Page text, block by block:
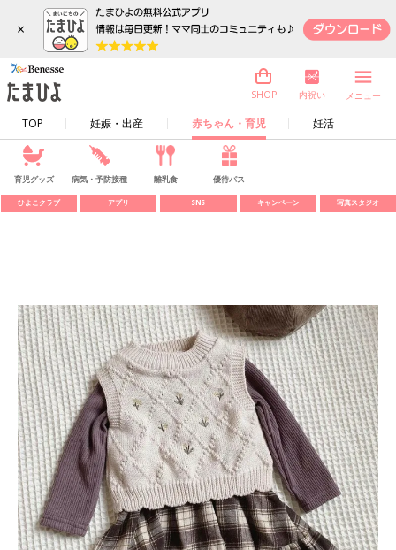
×
TOP 妊娠・出産 赤ちゃん・育児 妊活
SHOP 内祝い メニュー
育児グッズ 病気・予防接種 離乳食 優待パス
ひよこクラブ アプリ SNS キャンペーン 写真スタジオ